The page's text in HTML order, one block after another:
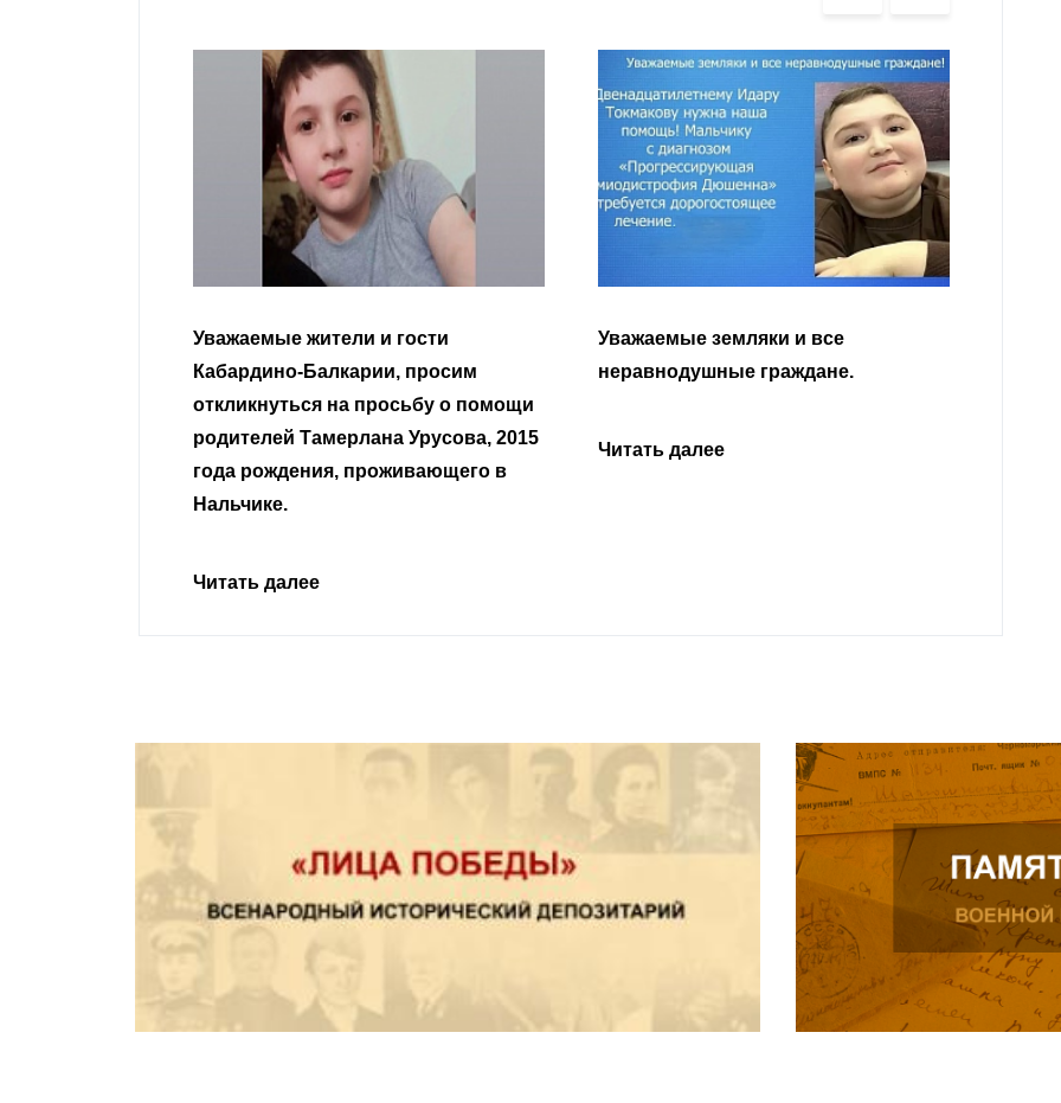
Уважаемые земляки и все
неравнодушные граждане.
Читать далее
Читать далее